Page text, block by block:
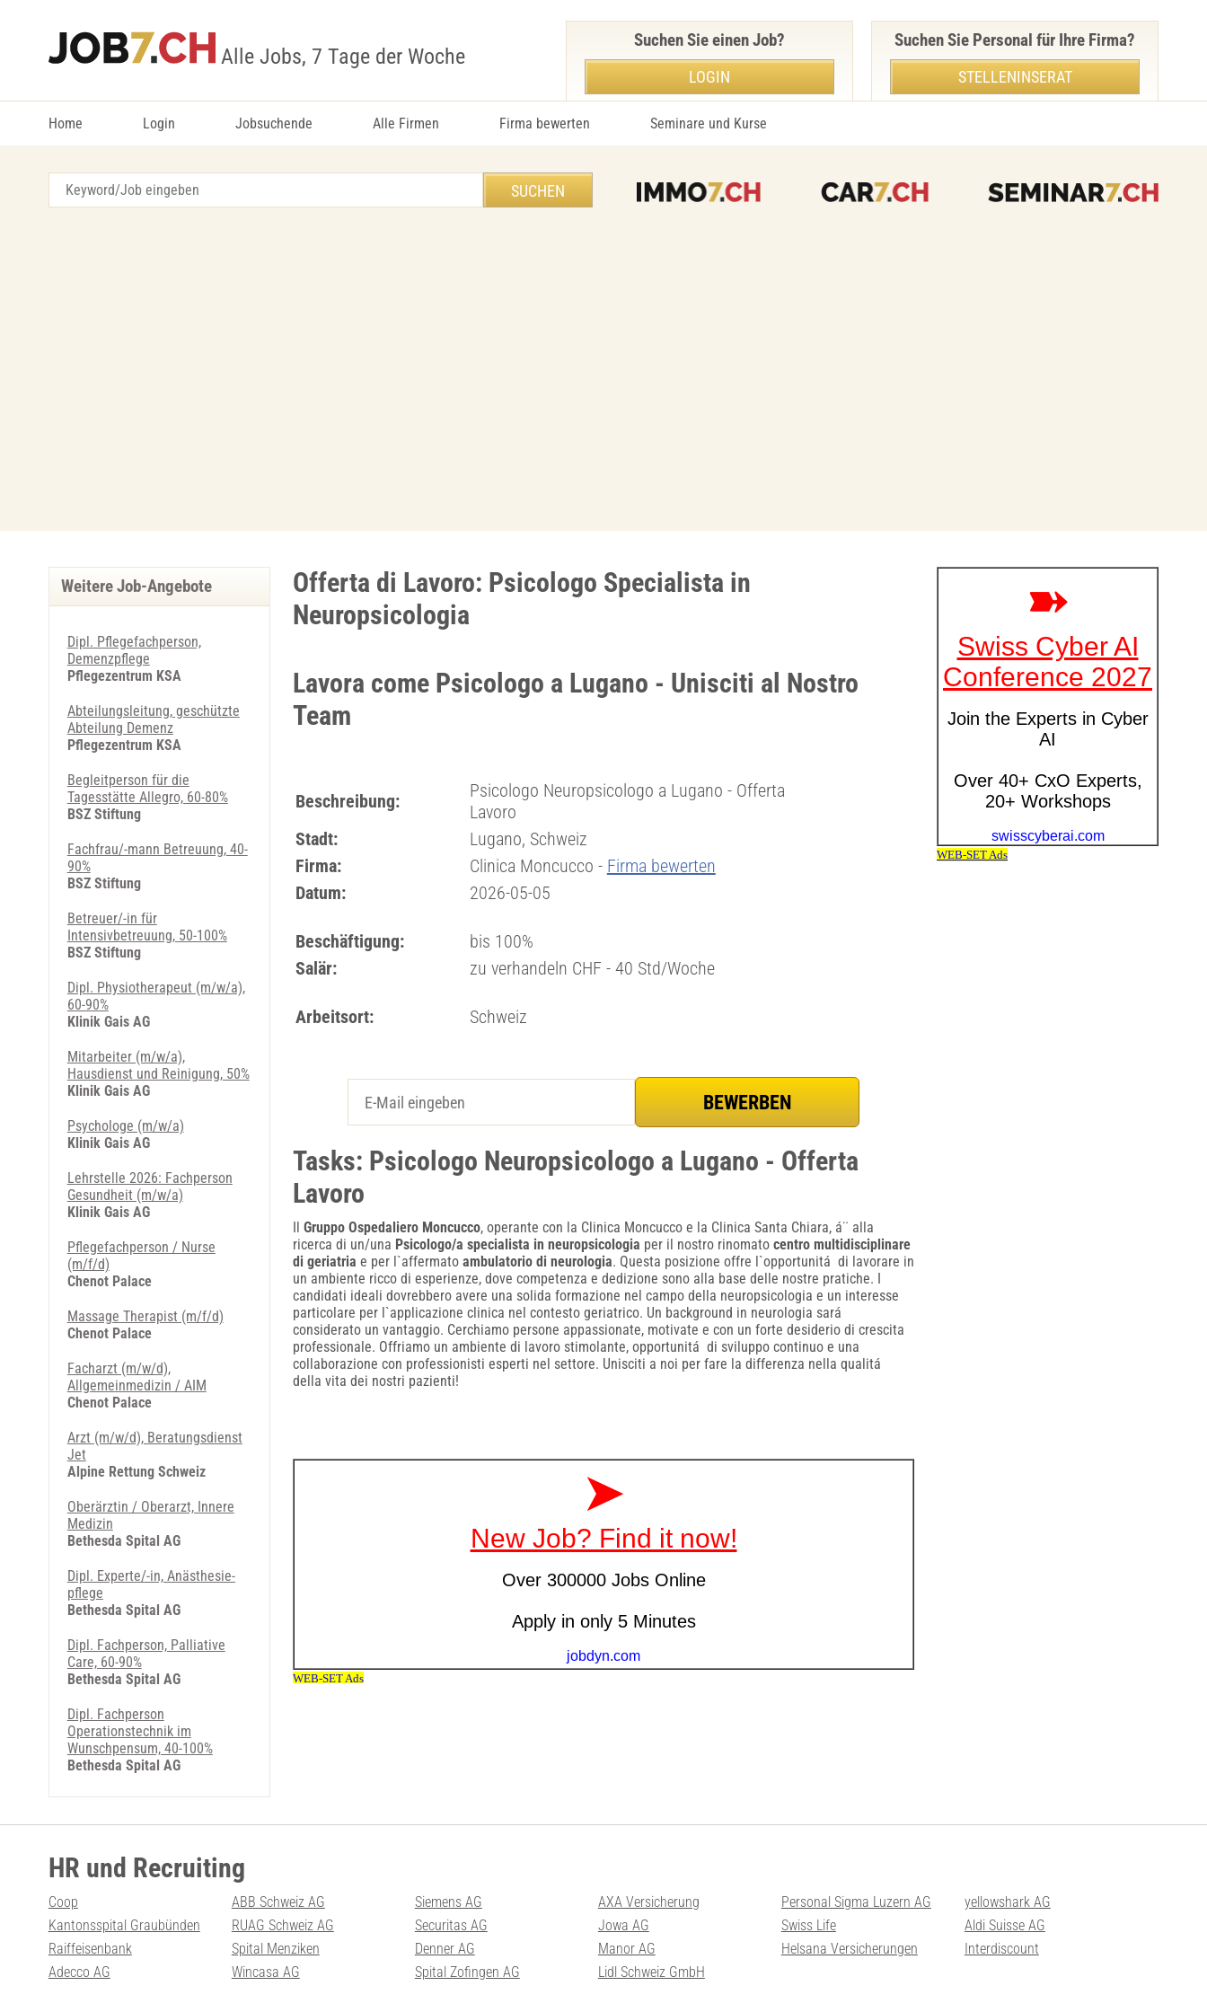
Alle Jobs, 7 Tage der Woche
Home Login Jobsuchende Alle Firmen Firma bewerten Seminare und Kurse
Suchen Sie einen Job?
LOGIN
Suchen Sie Personal für Ihre Firma?
STELLENINSERAT
Offerta di Lavoro: Psicologo Specialista in
Neuropsicologia
Lavora come Psicologo a Lugano - Unisciti al Nostro
Team
Beschreibung:
Psicologo Neuropsicologo a Lugano - Offerta
Lavoro
Stadt:
Lugano, Schweiz
Firma:
Clinica Moncucco - Firma bewerten
Datum:
2026-05-05
Beschäftigung:
bis 100%
Salär:
zu verhandeln CHF - 40 Std/Woche
Arbeitsort: Schweiz
Tasks: Psicologo Neuropsicologo a Lugano - Offerta
Lavoro
Il Gruppo Ospedaliero Moncucco, operante con la Clinica Moncucco e la Clinica Santa Chiara, á¨ alla
ricerca di un/una Psicologo/a specialista in neuropsicologia per il nostro rinomato centro multidisciplinare
di geriatria e per l`affermato ambulatorio di neurologia. Questa posizione offre l`opportunitá di lavorare in
un ambiente ricco di esperienze, dove competenza e dedizione sono alla base delle nostre pratiche. I
candidati ideali dovrebbero avere una solida formazione nel campo della neuropsicologia e un interesse
particolare per l`applicazione clinica nel contesto geriatrico. Un background in neurologia sará
considerato un vantaggio. Cerchiamo persone appassionate, motivate e con un forte desiderio di crescita
professionale. Offriamo un ambiente di lavoro stimolante, opportunitá di sviluppo continuo e una
collaborazione con professionisti esperti nel settore. Unisciti a noi per fare la differenza nella qualitá
della vita dei nostri pazienti!
Weitere Job-Angebote
Dipl. Pflegefachperson,
Demenzpflege
Pflegezentrum KSA
Abteilungsleitung, geschützte
Abteilung Demenz
Pflegezentrum KSA
Begleitperson für die
Tagesstätte Allegro, 60-80%
BSZ Stiftung
Fachfrau/-mann Betreuung, 40-
90%
BSZ Stiftung
Betreuer/-in für
Intensivbetreuung, 50-100%
BSZ Stiftung
Dipl. Physiotherapeut (m/w/a),
60-90%
Klinik Gais AG
Mitarbeiter (m/w/a),
Hausdienst und Reinigung, 50%
Klinik Gais AG
Psychologe (m/w/a)
Klinik Gais AG
Lehrstelle 2026: Fachperson
Gesundheit (m/w/a)
Klinik Gais AG
Pflegefachperson / Nurse
(m/f/d)
Chenot Palace
Massage Therapist (m/f/d)
Chenot Palace
Facharzt (m/w/d),
Allgemeinmedizin / AIM
Chenot Palace
Arzt (m/w/d), Beratungsdienst
Jet
Alpine Rettung Schweiz
Oberärztin / Oberarzt, Innere
Medizin
Bethesda Spital AG
Dipl. Ex­per­te/-in, An­äs­the­sie­
pfle­ge
Bethesda Spital AG
Dipl. Fachperson, Palliative
Care, 60-90%
Bethesda Spital AG
Dipl. Fachperson
Operationstechnik im
Wunschpensum, 40-100%
Bethesda Spital AG
HR und Recruiting
Coop ABB Schweiz AG Siemens AG AXA Versicherung Personal Sigma Luzern AG
yellowshark AG
Kantonsspital Graubünden
RUAG Schweiz AG Securitas AG Jowa AG Swiss Life
Aldi Suisse AG
Raiffeisenbank
Spital Menziken Denner AG Manor AG Helsana Versicherungen
Interdiscount
Adecco AG
Wincasa AG Spital Zofingen AG Lidl Schweiz GmbH